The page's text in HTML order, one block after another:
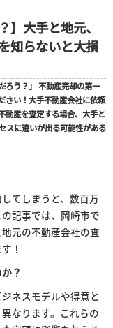
】大手と地元、
知らないと大損
ろう？」 不動産売却の第一
さい！大手不動産会社に依頼
動産を査定する場合、大手と
スに違いが出る可能性がある
てしまうと、数百万
記事では、岡崎市で
元の不動産会社の査
！
？
ネスモデルや得意と
なります。これらの